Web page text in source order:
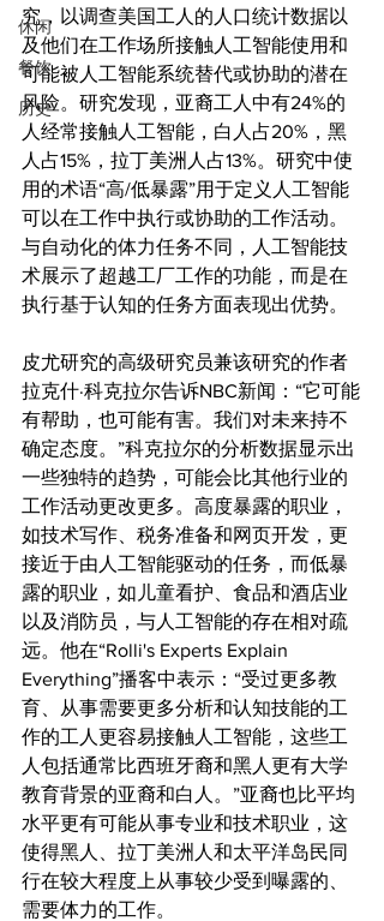
休闲
餐饮
历史
究，以调查美国工人的人口统计数据以
及他们在工作场所接触人工智能使用和
可能被人工智能系统替代或协助的潜在
风险。研究发现，亚裔工人中有24%的
人经常接触人工智能，白人占20%，黑
人占15%，拉丁美洲人占13%。研究中使
用的术语“高/低暴露”用于定义人工智能
可以在工作中执行或协助的工作活动。
与自动化的体力任务不同，人工智能技
术展示了超越工厂工作的功能，而是在
执行基于认知的任务方面表现出优势。
皮尤研究的高级研究员兼该研究的作者
拉克什·科克拉尔告诉NBC新闻：“它可能
有帮助，也可能有害。我们对未来持不
确定态度。”科克拉尔的分析数据显示出
一些独特的趋势，可能会比其他行业的
工作活动更改更多。高度暴露的职业，
如技术写作、税务准备和网页开发，更
接近于由人工智能驱动的任务，而低暴
露的职业，如儿童看护、食品和酒店业
以及消防员，与人工智能的存在相对疏
远。他在“Rolli's Experts Explain
Everything”播客中表示：“受过更多教
育、从事需要更多分析和认知技能的工
作的工人更容易接触人工智能，这些工
人包括通常比西班牙裔和黑人更有大学
教育背景的亚裔和白人。”亚裔也比平均
水平更有可能从事专业和技术职业，这
使得黑人、拉丁美洲人和太平洋岛民同
行在较大程度上从事较少受到曝露的、
需要体力的工作。